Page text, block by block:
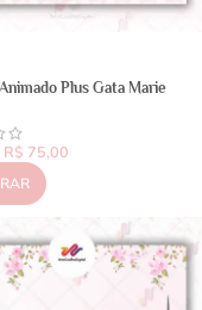
Plus Gata Marie
R$ 75,00